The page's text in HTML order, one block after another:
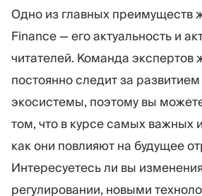
Одно из главных преимуществ
Finance — его актуальность и
читателей. Команда экспертов
постоянно следит за
экосистемы, поэтому вы
том, что в курсе самых важных
как они повлияют на будущее
Интересуетесь ли вы
регулировании, новыми